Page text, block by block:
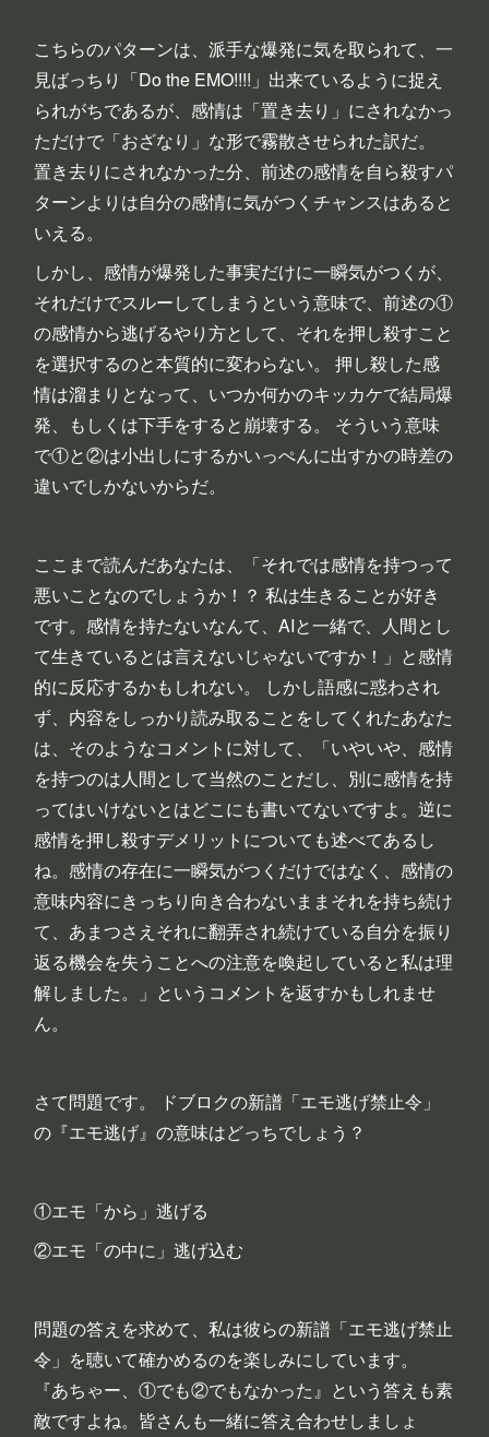
こちらのパターンは、派手な爆発に気を取られて、一
見ばっちり「Do the EMO!!!!」出来ているように捉え
られがちであるが、感情は「置き去り」にされなかっ
ただけで「おざなり」な形で霧散させられた訳だ。
置き去りにされなかった分、前述の感情を自ら殺すパ
ターンよりは自分の感情に気がつくチャンスはあると
いえる。
しかし、感情が爆発した事実だけに一瞬気がつくが、
それだけでスルーしてしまうという意味で、前述の①
の感情から逃げるやり方として、それを押し殺すこと
を選択するのと本質的に変わらない。 押し殺した感
情は溜まりとなって、いつか何かのキッカケで結局爆
発、もしくは下手をすると崩壊する。 そういう意味
で①と②は小出しにするかいっぺんに出すかの時差の
違いでしかないからだ。
ここまで読んだあなたは、「それでは感情を持つって
悪いことなのでしょうか！？ 私は生きることが好き
です。感情を持たないなんて、AIと一緒で、人間とし
て生きているとは言えないじゃないですか！」と感情
的に反応するかもしれない。 しかし語感に惑わされ
ず、内容をしっかり読み取ることをしてくれたあなた
は、そのようなコメントに対して、「いやいや、感情
を持つのは人間として当然のことだし、別に感情を持
ってはいけないとはどこにも書いてないですよ。逆に
感情を押し殺すデメリットについても述べてあるし
ね。感情の存在に一瞬気がつくだけではなく、感情の
意味内容にきっちり向き合わないままそれを持ち続け
て、あまつさえそれに翻弄され続けている自分を振り
返る機会を失うことへの注意を喚起していると私は理
解しました。」というコメントを返すかもしれませ
ん。
さて問題です。 ドブロクの新譜「エモ逃げ禁止令」
の『エモ逃げ』の意味はどっちでしょう？
①エモ「から」逃げる
②エモ「の中に」逃げ込む
問題の答えを求めて、私は彼らの新譜「エモ逃げ禁止
令」を聴いて確かめるのを楽しみにしています。
『あちゃー、①でも②でもなかった』という答えも素
敵ですよね。皆さんも一緒に答え合わせしましょ